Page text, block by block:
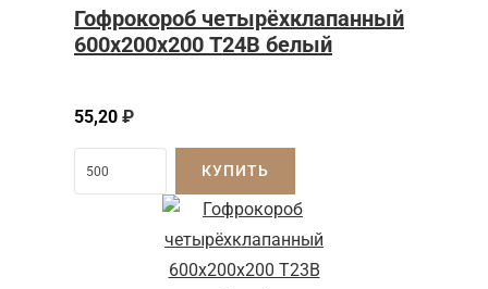
Гофрокороб четырёхклапанный
600х200х200 Т24В белый
55,20 ₽
КУПИТЬ